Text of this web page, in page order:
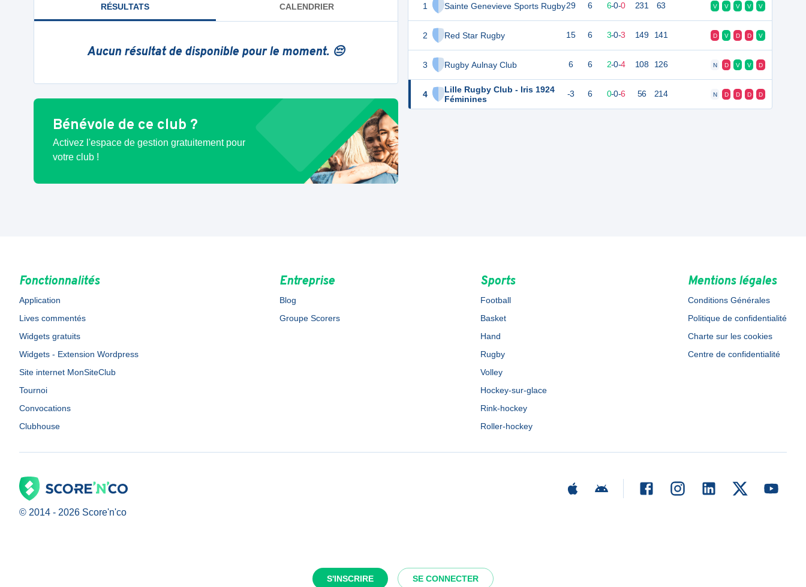
S'INSCRIRE SE CONNECTER
RÉSULTATS CALENDRIER
Aucun résultat de disponible pour le moment. 😔
Bénévole de ce club ?
Activez l'espace de gestion gratuitement pour
votre club !
1 Sainte Genevieve Sports Rugby
2 Red Star Rugby
3 Rugby Aulnay Club
4
Lille Rugby Club - Iris 1924
Féminines
29 6 6-0-0 231 63 V V V V V
15 6 3-0-3 149 141 D V D D V
6 6 2-0-4 108 126 N D V V D
-3 6 0-0-6 56 214 N D D D D
Fonctionnalités
Application
Lives commentés
Widgets gratuits
Widgets - Extension Wordpress
Site internet MonSiteClub
Tournoi
Convocations
Clubhouse
Entreprise
Blog
Groupe Scorers
Sports
Football
Basket
Hand
Rugby
Volley
Hockey-sur-glace
Rink-hockey
Roller-hockey
Mentions légales
Conditions Générales
Politique de confidentialité
Charte sur les cookies
Centre de confidentialité
© 2014 - 2026 Score'n'co